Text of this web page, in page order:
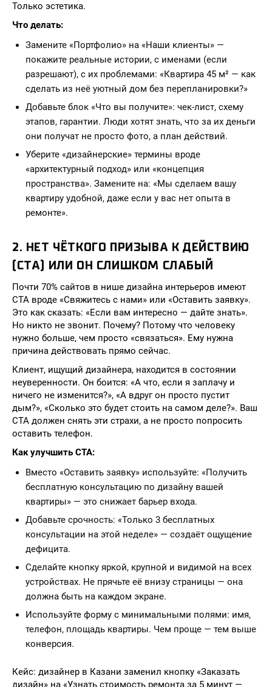
Только эстетика.
Что делать:
Замените «Портфолио» на «Наши клиенты» —
покажите реальные истории, с именами (если
разрешают), с их проблемами: «Квартира 45 м² — как
сделать из неё уютный дом без перепланировки?»
Добавьте блок «Что вы получите»: чек-лист, схему
этапов, гарантии. Люди хотят знать, что за их деньги
они получат не просто фото, а план действий.
Уберите «дизайнерские» термины вроде
«архитектурный подход» или «концепция
пространства». Замените на: «Мы сделаем вашу
квартиру удобной, даже если у вас нет опыта в
ремонте».
2. НЕТ ЧЁТКОГО ПРИЗЫВА К ДЕЙСТВИЮ
(CTA) ИЛИ ОН СЛИШКОМ СЛАБЫЙ
Почти 70% сайтов в нише дизайна интерьеров имеют
CTA вроде «Свяжитесь с нами» или «Оставить заявку».
Это как сказать: «Если вам интересно — дайте знать».
Но никто не звонит. Почему? Потому что человеку
нужно больше, чем просто «связаться». Ему нужна
причина действовать прямо сейчас.
Клиент, ищущий дизайнера, находится в состоянии
неуверенности. Он боится: «А что, если я заплачу и
ничего не изменится?», «А вдруг он просто пустит
дым?», «Сколько это будет стоить на самом деле?». Ваш
CTA должен снять эти страхи, а не просто попросить
оставить телефон.
Как улучшить CTA:
Вместо «Оставить заявку» используйте: «Получить
бесплатную консультацию по дизайну вашей
квартиры» — это снижает барьер входа.
Добавьте срочность: «Только 3 бесплатных
консультации на этой неделе» — создаёт ощущение
дефицита.
Сделайте кнопку яркой, крупной и видимой на всех
устройствах. Не прячьте её внизу страницы — она
должна быть на каждом экране.
Используйте форму с минимальными полями: имя,
телефон, площадь квартиры. Чем проще — тем выше
конверсия.
Кейс: дизайнер в Казани заменил кнопку «Заказать
дизайн» на «Узнать стоимость ремонта за 5 минут —